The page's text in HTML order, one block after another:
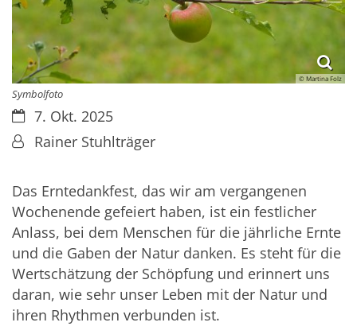
© Martina Folz
Symbolfoto
Datum:
7. Okt. 2025
Von:Rainer Stuhlträger
Das Erntedankfest, das wir am vergangenen
Wochenende gefeiert haben, ist ein festlicher
Anlass, bei dem Menschen für die jährliche Ernte
und die Gaben der Natur danken. Es steht für die
Wertschätzung der Schöpfung und erinnert uns
daran, wie sehr unser Leben mit der Natur und
ihren Rhythmen verbunden ist.